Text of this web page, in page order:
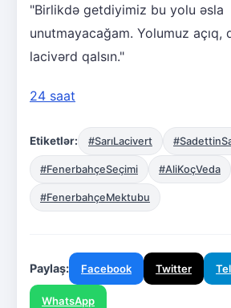
"Birlikdə getdiyimiz bu yolu əsla
unutmayacağam. Yolumuz açıq,
lacivərd qalsın."
24 saat
Etiketlər: #SarıLacivert
#FenerbahçeSeçimi #AliKoçVeda
#FenerbahçeMektubu
Paylaş: Facebook Twitter
WhatsApp